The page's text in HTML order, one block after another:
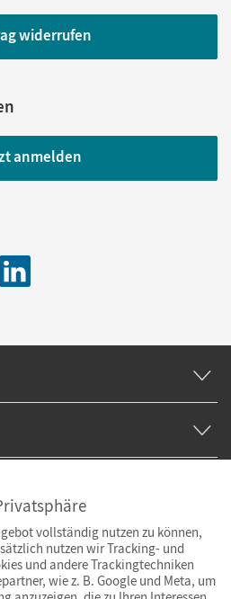
widerrufen
anmelden
vollständig nutzen zu können,
nutzen wir Tracking- und
und andere Trackingtechniken
wie z. B. Google und Meta, um